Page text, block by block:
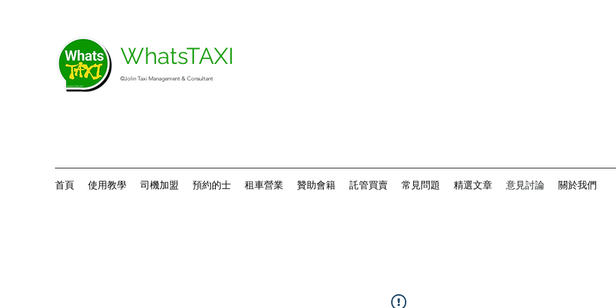
WhatsTAXI
©Jolin Taxi Management & Consultant
首頁 使用教學 司機加盟 預約的士 租車營業 贊助會籍 託管買賣 常見問題 精選文章 意見討論 關於我們